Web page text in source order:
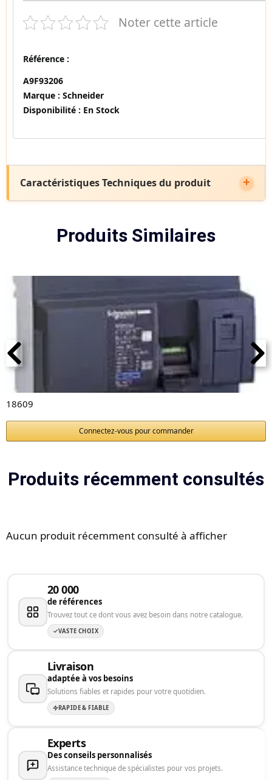
Noter cette article
Référence :
A9F93206
Marque : Schneider
Disponibilité : En Stock
Caractéristiques Techniques du produit
Produits Similaires
18609
Connectez-vous pour commander
Produits récemment consultés
Aucun produit récemment consulté à afficher
20 000
de références
Trouvez tout ce dont vous avez besoin dans notre catalogue.
VASTE CHOIX
Livraison
adaptée à vos besoins
Solutions fiables et rapides pour votre quotidien.
RAPIDE & FIABLE
Experts
Des conseils personnalisés
Assistance technique de spécialistes pour vos projets.